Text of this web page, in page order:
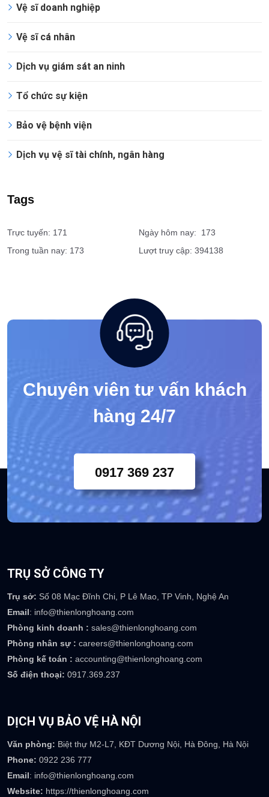
Dịch vụ
Vệ sĩ doanh nghiệp
Vệ sĩ cá nhân
Dịch vụ giám sát an ninh
Trực tuyến: 171
Ngày hôm nay: 173
Lượt truy cập: 394138
Chuyên viên tư vấn khách
hàng 24/7
TRỤ SỞ CÔNG TY
Phòng kinh doanh : sales@thienlonghoang.com
Phòng nhân sự :
careers@thienlonghoang.com
Phòng kế toán : accounting@thienlonghoang.com
Số điện thoại:0917.369.237